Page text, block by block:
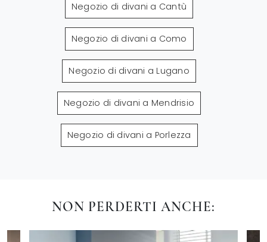
Negozio di divani a Cantù
Negozio di divani a Como
Negozio di divani a Lugano
Negozio di divani a Mendrisio
Negozio di divani a Porlezza
NON PERDERTI ANCHE: